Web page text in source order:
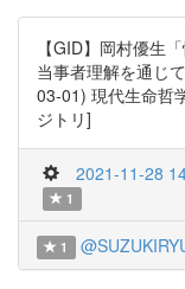
【GID】岡村優生
当事者理解を通じ
03-01) 現代生命哲
ジトリ]
2021-11-28
1
1